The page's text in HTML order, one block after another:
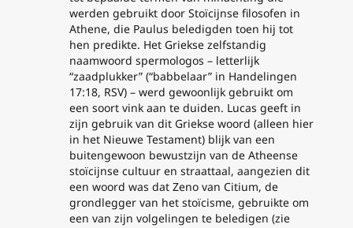
werden gebruikt door Stoïcijnse filosofen in
Athene, die Paulus beledigden toen hij tot
hen predikte. Het Griekse zelfstandig
naamwoord spermologos – letterlijk
“zaadplukker” (“babbelaar” in Handelingen
17:18, RSV) – werd gewoonlijk gebruikt om
een soort vink aan te duiden. Lucas geeft in
zijn gebruik van dit Griekse woord (alleen hier
in het Nieuwe Testament) blijk van een
buitengewoon bewustzijn van de Atheense
stoïcijnse cultuur en straattaal, aangezien dit
een woord was dat Zeno van Citium, de
grondlegger van het stoïcisme, gebruikte om
een van zijn volgelingen te beledigen (zie